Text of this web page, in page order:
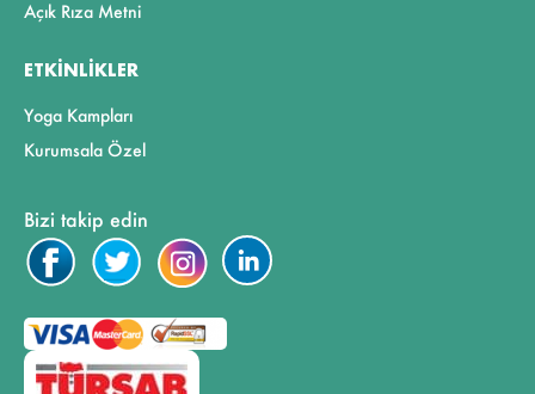
Açık Rıza Metni
ETKINLIKLER
Yoga Kampları
Kurumsala Özel
Bizi takip edin